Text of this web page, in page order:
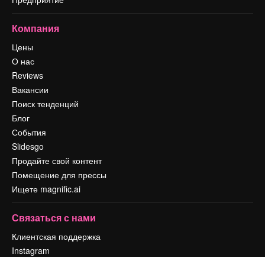
Компания
Цены
О нас
Reviews
Вакансии
Поиск тенденций
Блог
События
Slidesgo
Продайте свой контент
Помещение для прессы
Ищете magnific.ai
Связаться с нами
Клиентская поддержка
Instagram